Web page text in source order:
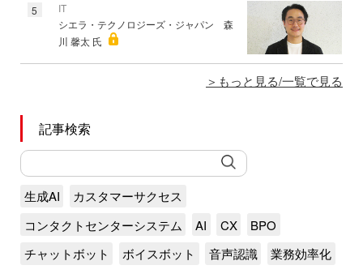
5
IT
シエラ・テクノロジーズ・ジャパン 森
川 馨太 氏
もっと見る/一覧で見る
記事検索
生成AI
カスタマーサクセス
コンタクトセンターシステム
AI CX
BPO
チャットボット
ボイスボット 音声認識 業務効率化